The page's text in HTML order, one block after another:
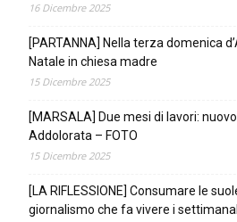
16 Dicembre 2025
[PARTANNA] Nella terza domenica
Natale in chiesa madre
15 Dicembre 2025
[MARSALA] Due mesi di lavori:
Addolorata – FOTO
15 Dicembre 2025
[LA RIFLESSIONE] Consumare le
giornalismo che fa vivere i